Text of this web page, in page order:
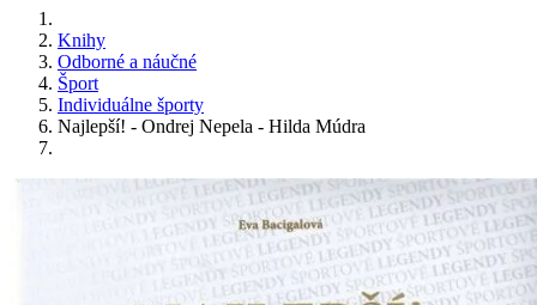
Knihy
Odborné a náučné
Šport
Individuálne športy
Najlepší! - Ondrej Nepela - Hilda Múdra